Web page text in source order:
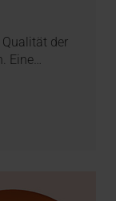
der
Eine…